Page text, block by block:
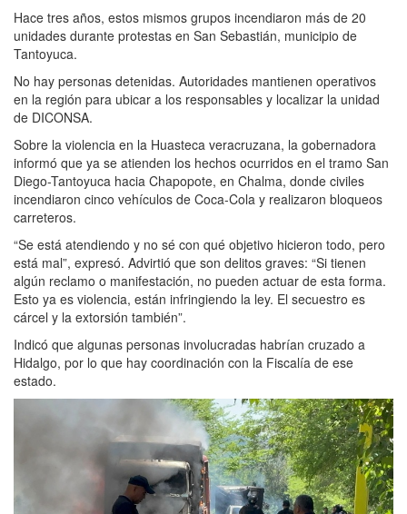
Hace tres años, estos mismos grupos incendiaron más de 20
unidades durante protestas en San Sebastián, municipio de
Tantoyuca.
No hay personas detenidas. Autoridades mantienen operativos
en la región para ubicar a los responsables y localizar la unidad
de DICONSA.
Sobre la violencia en la Huasteca veracruzana, la gobernadora
informó que ya se atienden los hechos ocurridos en el tramo San
Diego-Tantoyuca hacia Chapopote, en Chalma, donde civiles
incendiaron cinco vehículos de Coca-Cola y realizaron bloqueos
carreteros.
“Se está atendiendo y no sé con qué objetivo hicieron todo, pero
está mal”, expresó. Advirtió que son delitos graves: “Si tienen
algún reclamo o manifestación, no pueden actuar de esta forma.
Esto ya es violencia, están infringiendo la ley. El secuestro es
cárcel y la extorsión también”.
Indicó que algunas personas involucradas habrían cruzado a
Hidalgo, por lo que hay coordinación con la Fiscalía de ese
estado.